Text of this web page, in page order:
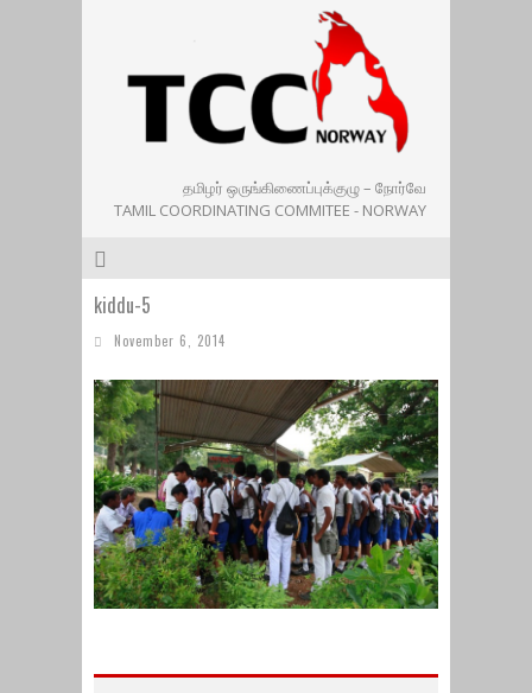
தமிழர் ஒருங்கிணைப்புக்குழு – நோர்வே
TAMIL COORDINATING COMMITEE - NORWAY
kiddu-5
November 6, 2014